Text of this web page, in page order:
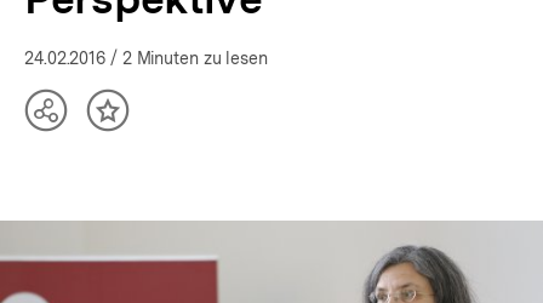
24.02.2016 / 2 Minuten zu lesen
TeilenInhalt